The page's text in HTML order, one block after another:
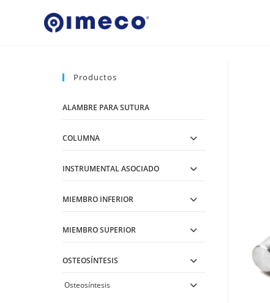
Productos
ALAMBRE PARA SUTURA
COLUMNA
INSTRUMENTAL ASOCIADO
MIEMBRO INFERIOR
MIEMBRO SUPERIOR
OSTEOSÍNTESIS
Osteosíntesis